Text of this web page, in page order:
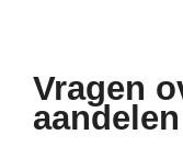
Vragen
aandelen